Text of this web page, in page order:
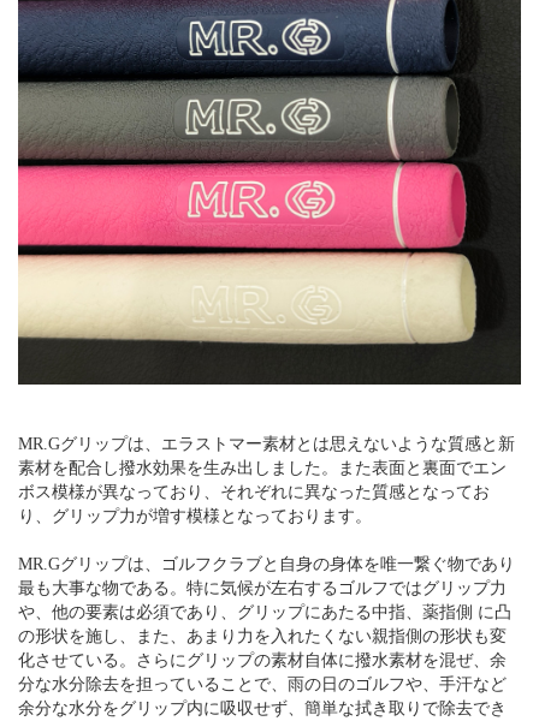
MR.Gグリップは、エラストマー素材とは思えないような質感と新
素材を配合し撥水効果を生み出しました。また表面と裏面でエン
ボス模様が異なっており、それぞれに異なった質感となってお
り、グリップ力が増す模様となっております。
MR.Gグリップは、ゴルフクラブと自身の身体を唯一繋ぐ物であり
最も大事な物である。特に気候が左右するゴルフではグリップ力
や、他の要素は必須であり、グリップにあたる中指、薬指側 に凸
の形状を施し、また、あまり力を入れたくない親指側の形状も変
化させている。さらにグリップの素材自体に撥水素材を混ぜ、余
分な水分除去を担っていることで、雨の日のゴルフや、手汗など
余分な水分をグリップ内に吸収せず、簡単な拭き取りで除去でき